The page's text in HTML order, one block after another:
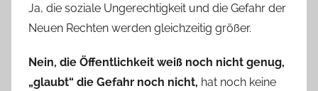
Ja, die soziale Ungerechtigkeit und die Gefahr der
Neuen Rechten werden gleichzeitig größer.
Nein, die Öffentlichkeit weiß noch nicht genug,
„glaubt“ die Gefahr noch nicht, hat noch keine